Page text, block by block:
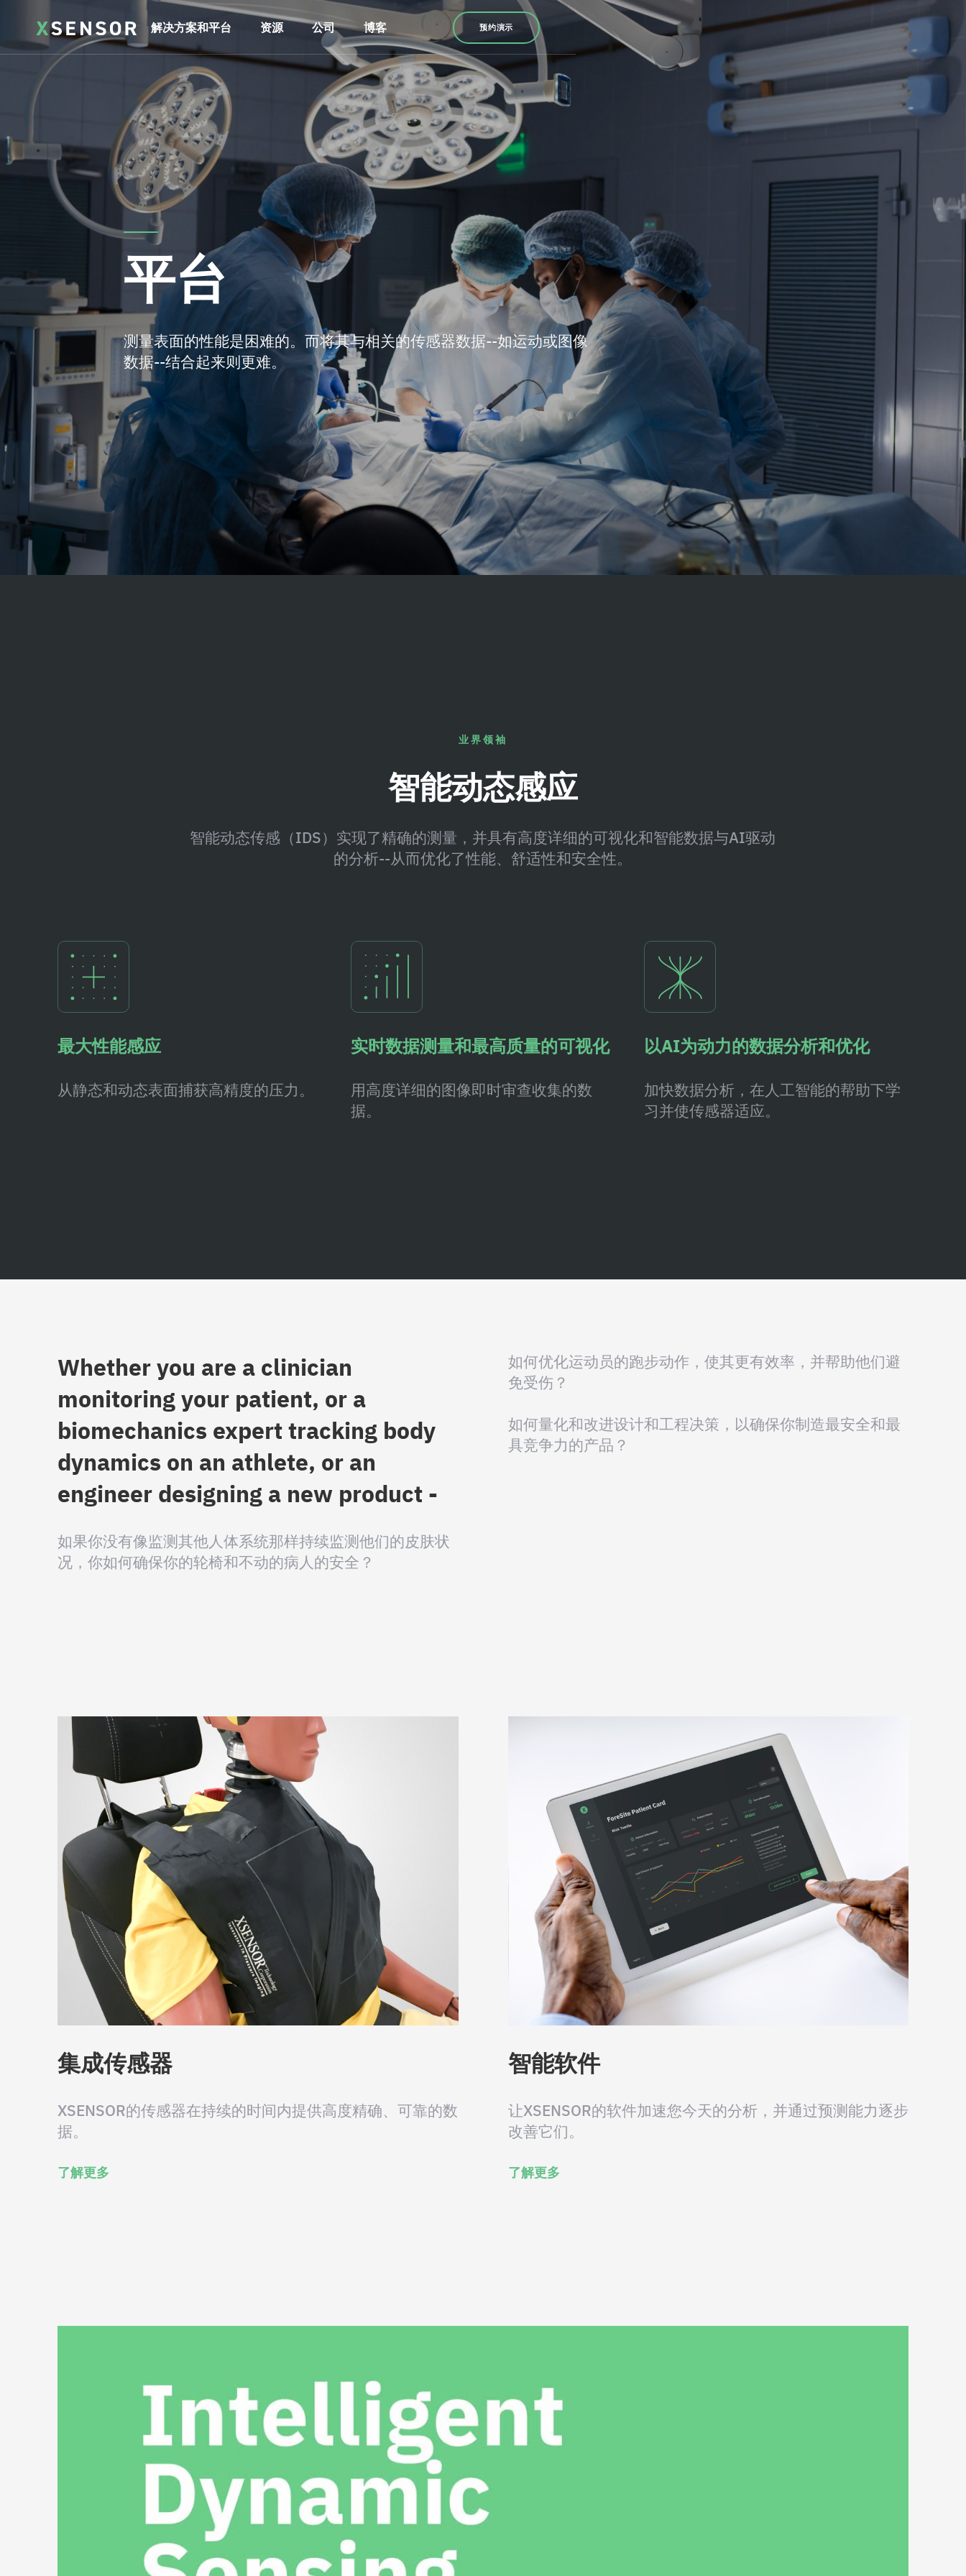
解决方案和平台 资源 公司 博客 预约演示
平台
测量表面的性能是困难的。而将其与相关的传感器数据--如运动或图像
数据--结合起来则更难。
业界领袖
智能动态感应
智能动态传感（IDS）实现了精确的测量，并具有高度详细的可视化和智能数据与AI驱动
的分析--从而优化了性能、舒适性和安全性。
最大性能感应
从静态和动态表面捕获高精度的压力。
实时数据测量和最高质量的可视化
用高度详细的图像即时审查收集的数
据。
以AI为动力的数据分析和优化
加快数据分析，在人工智能的帮助下学
习并使传感器适应。
Whether you are a clinician
monitoring your patient, or a
biomechanics expert tracking body
dynamics on an athlete, or an
engineer designing a new product -
如果你没有像监测其他人体系统那样持续监测他们的皮肤状
况，你如何确保你的轮椅和不动的病人的安全？
如何优化运动员的跑步动作，使其更有效率，并帮助他们避
免受伤？
如何量化和改进设计和工程决策，以确保你制造最安全和最
具竞争力的产品？
集成传感器
XSENSOR的传感器在持续的时间内提供高度精确、可靠的数
据。
了解更多
智能软件
让XSENSOR的软件加速您今天的分析，并通过预测能力逐步
改善它们。
了解更多